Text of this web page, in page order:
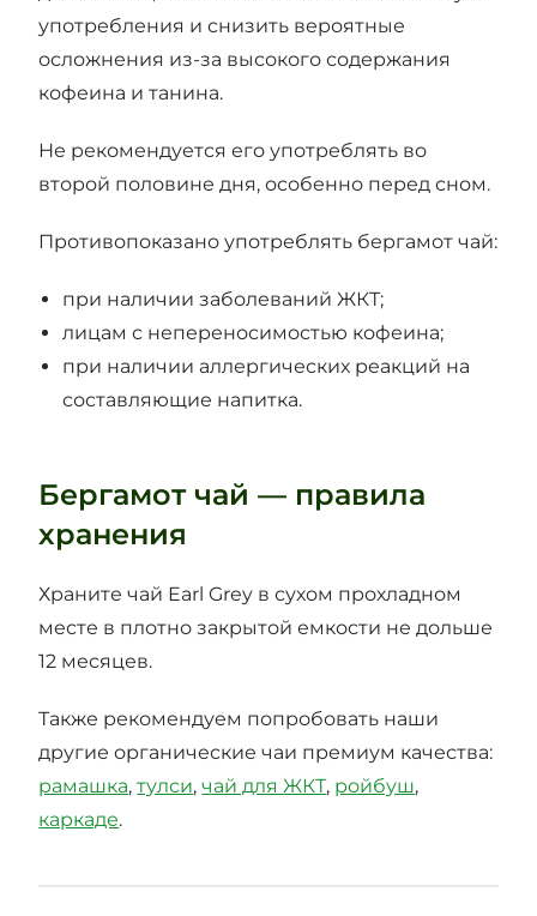
употребления и снизить вероятные
осложнения из-за высокого содержания
кофеина и танина.
Не рекомендуется его употреблять во
второй половине дня, особенно перед сном.
Противопоказано употреблять бергамот чай:
при наличии заболеваний ЖКТ;
лицам с непереносимостью кофеина;
при наличии аллергических реакций на
составляющие напитка.
Бергамот чай — правила
хранения
Храните чай Earl Grey в сухом прохладном
месте в плотно закрытой емкости не дольше
12 месяцев.
Также рекомендуем попробовать наши
другие органические чаи премиум качества:
рамашка,тулси,чай для ЖКТ, ройбуш,
каркаде.